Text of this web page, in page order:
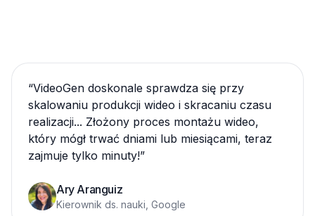
“VideoGen doskonale sprawdza się przy
skalowaniu produkcji wideo i skracaniu czasu
realizacji... Złożony proces montażu wideo,
który mógł trwać dniami lub miesiącami, teraz
zajmuje tylko minuty!”
Ary Aranguiz
Kierownik ds. nauki, Google